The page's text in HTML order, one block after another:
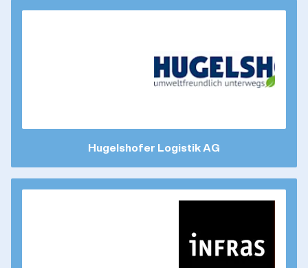
Hugelshofer Logistik AG